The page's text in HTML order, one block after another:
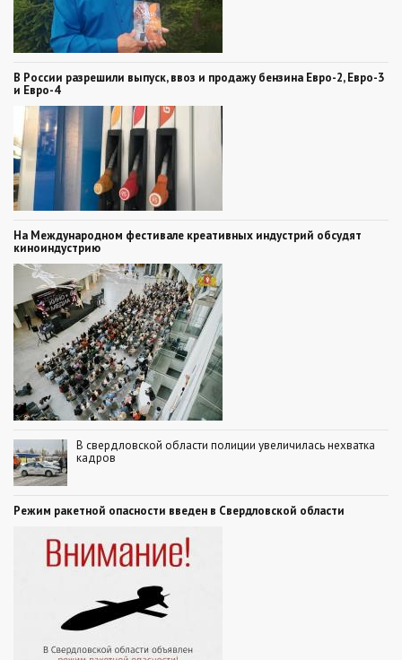
В России разрешили выпуск, ввоз и продажу бензина Евро-2, Евро-3
и Евро-4
На Международном фестивале креативных индустрий обсудят
киноиндустрию
В свердловской области полиции увеличилась нехватка
кадров
Режим ракетной опасности введен в Свердловской области